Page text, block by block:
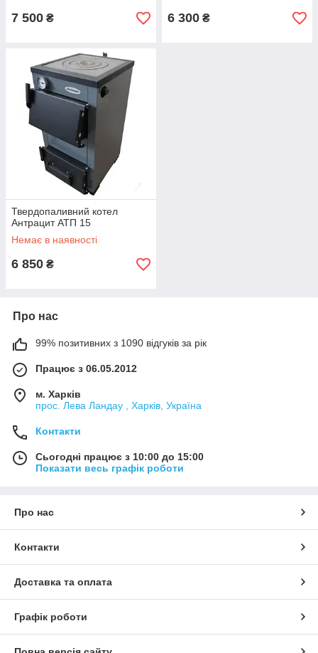
7 500 ₴ 6 300 ₴
Твердопаливний котел
Антрацит АТП 15
Немає в наявності
6 850 ₴
Про нас
99% позитивних з 1090 відгуків за рік
Працює з 06.05.2012
м. Харків
прос. Лева Ландау , Харків, Україна
Контакти
Сьогодні працює з 10:00 до 15:00
Показати весь графік роботи
Про нас
Контакти
Доставка та оплата
Графік роботи